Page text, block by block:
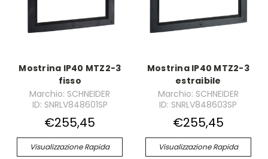
Mostrina IP40 MTZ2-3
fisso
Marchio: SCHNEIDER
ID: SNRLV848601SP
€255,45
Visualizzazione Rapida
Mostrina IP40 MTZ2-3
estraibile
Marchio: SCHNEIDER
ID: SNRLV848603SP
€255,45
Visualizzazione Rapida